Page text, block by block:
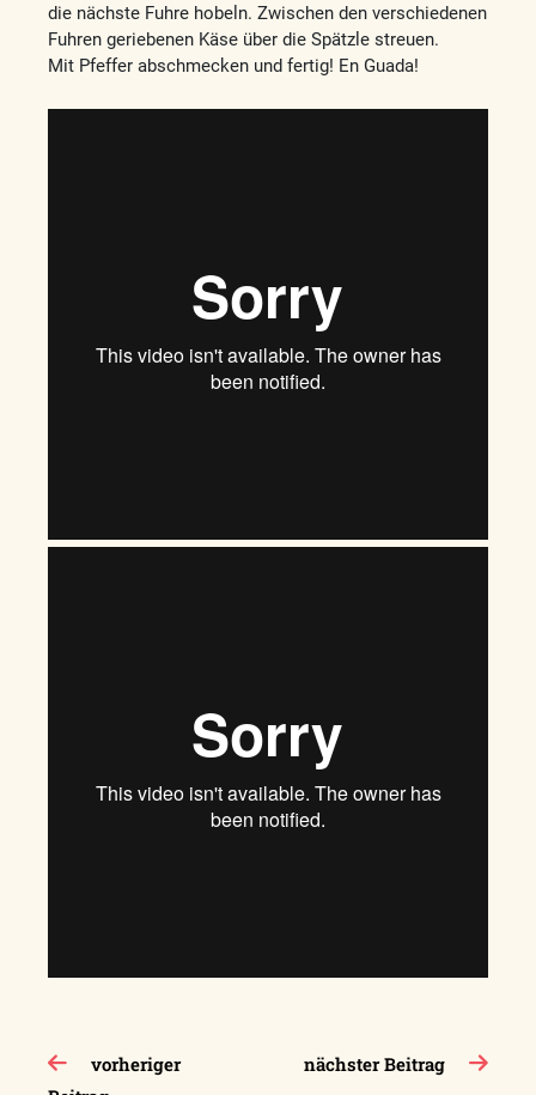
die nächste Fuhre hobeln. Zwischen den verschiedenen
Fuhren geriebenen Käse über die Spätzle streuen.
Mit Pfeffer abschmecken und fertig! En Guada!
Beitragsnavigation
vorheriger
nächster Beitrag